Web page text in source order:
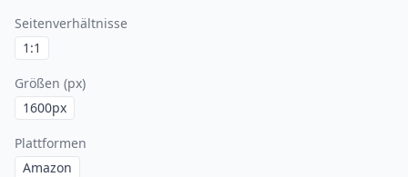
Seitenverhältnisse
1:1
Größen (px)
1600px
Plattformen
Amazon